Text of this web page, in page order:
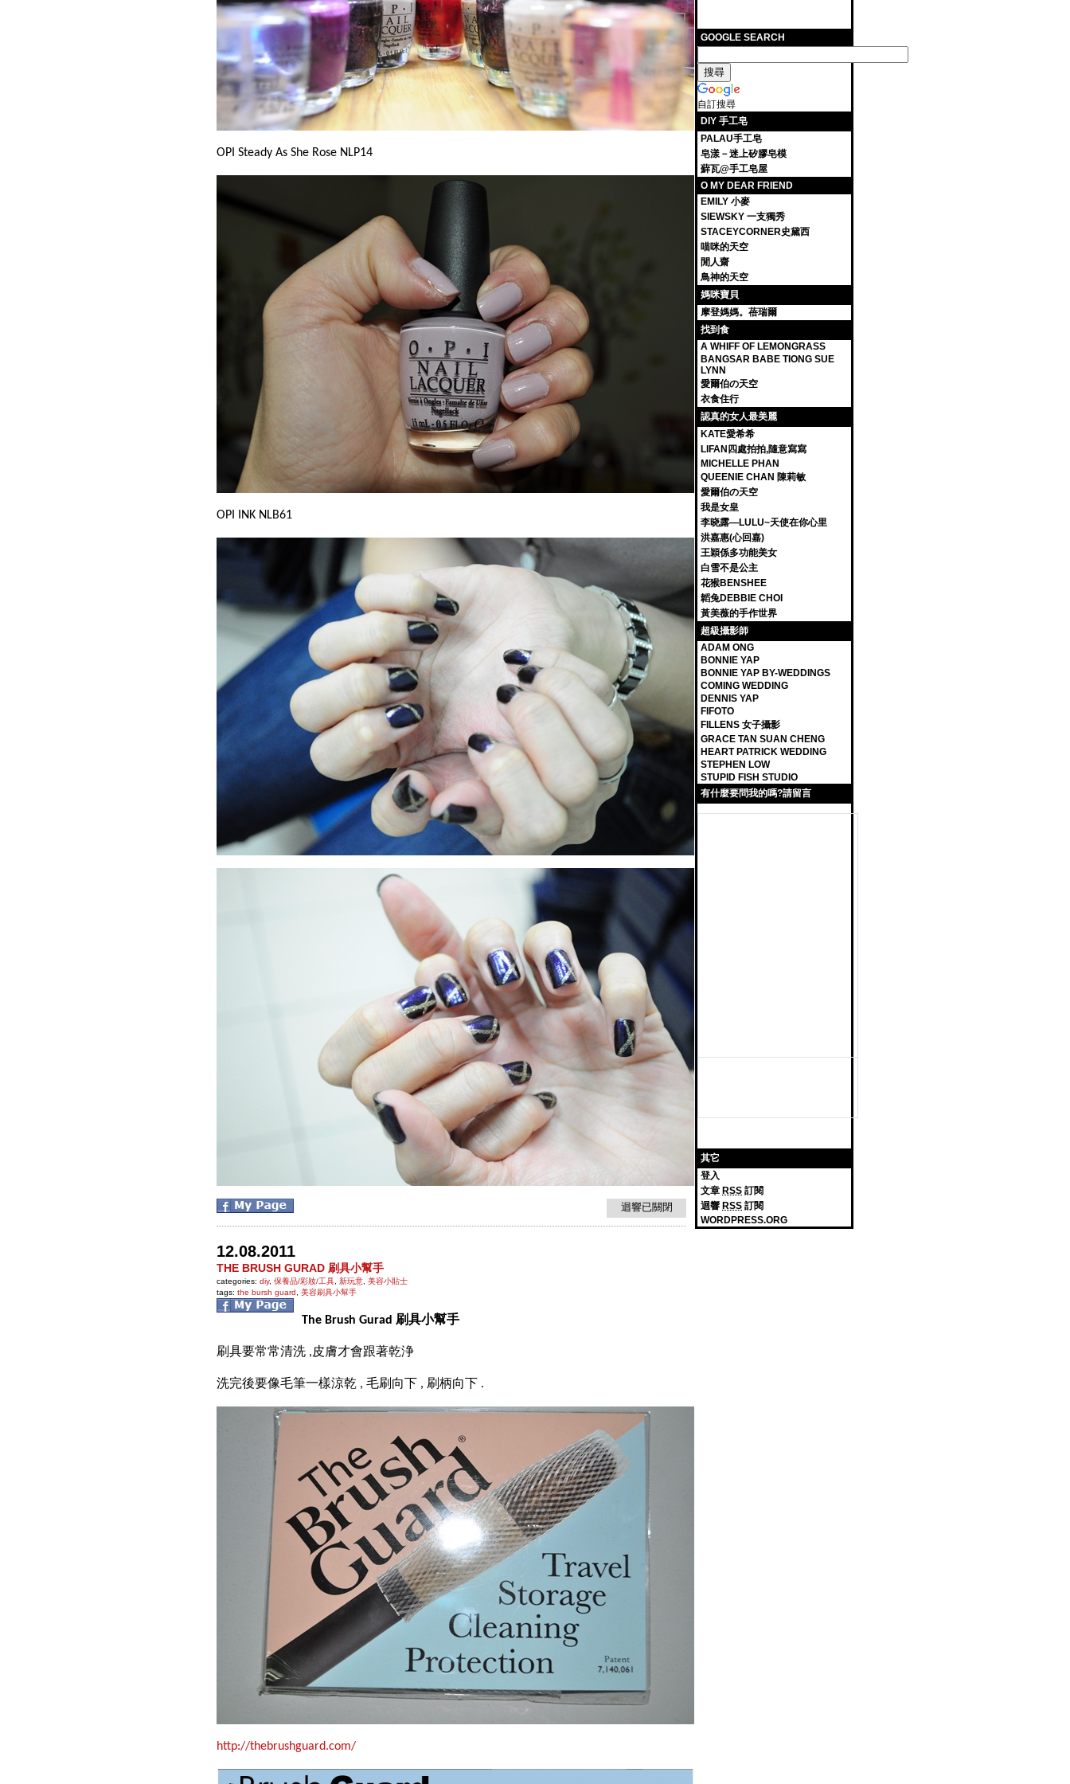
OPI Steady As She Rose NLP14
OPI INK NLB61
迴響已關閉
12.08.2011
THE BRUSH GURAD 刷具小幫手
categories: diy, 保養品/彩妝/工具 新玩意 美容小貼士
tags: the bursh guard 美容刷具小幫手
The Brush Gurad 刷具小幫手
刷具要常常清洗 ,皮膚才會跟著乾浄
洗完後要像毛筆一樣涼乾 , 毛刷向下 , 刷柄向下 .
http://thebrushguard.com/
GOOGLE SEARCH
自訂搜尋
DIY 手工皂
PALAU手工皂
皂漾－迷上矽膠皂模
蘚瓦@手工皂屋
O MY DEAR FRIEND
EMILY 小麥
SIEWSKY 一支獨秀
STACEYCORNER史黛西
喵咪的天空
閒人齋
鳥神的天空
媽咪寶貝
摩登媽媽。蓓瑞爾
找到食
A WHIFF OF LEMONGRASS
BANGSAR BABE TIONG SUE
LYNN
愛爾伯の天空
衣食住行
認真的女人最美麗
KATE愛希希
LIFAN四處拍拍,隨意寫寫
MICHELLE PHAN
QUEENIE CHAN 陳莉敏
愛爾伯の天空
我是女皇
李晓露—LULU~天使在你心里
洪嘉惠(心回嘉)
王穎係多功能美女
白雪不是公主
花猴BENSHEE
韜兔DEBBIE CHOI
黃美薇的手作世界
超級攝影師
ADAM ONG
BONNIE YAP
BONNIE YAP BY-WEDDINGS
COMING WEDDING
DENNIS YAP
FIFOTO
FILLENS 女子攝影
GRACE TAN SUAN CHENG
HEART PATRICK WEDDING
STEPHEN LOW
STUPID FISH STUDIO
有什麼要問我的嗎?請留言
其它
登入
文章 RSS 訂閱
迴響 RSS 訂閱
WORDPRESS.ORG